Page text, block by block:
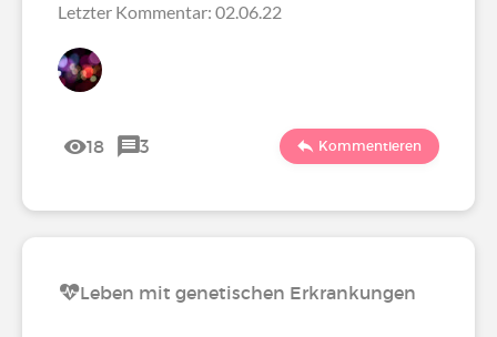
Letzter Kommentar: 02.06.22
18 3 Kommentieren
Leben mit genetischen Erkrankungen